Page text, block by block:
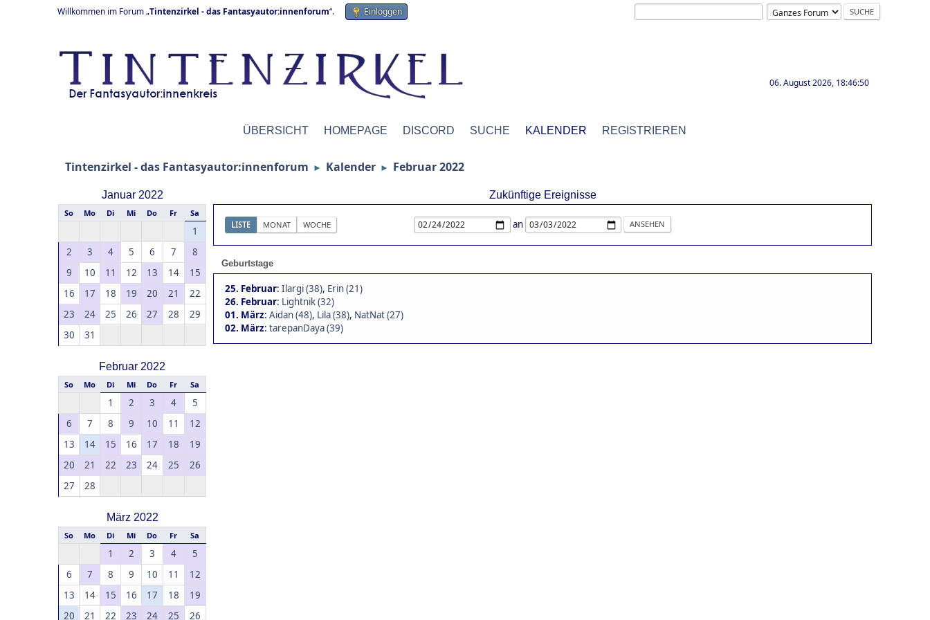
Willkommen im Forum „Tintenzirkel - das Fantasyautor:innenforum“. Einloggen
06. August 2026, 18:46:50
ÜBERSICHT HOMEPAGE DISCORD SUCHE KALENDER REGISTRIEREN
Tintenzirkel - das Fantasyautor:innenforum ► Kalender ► Februar 2022
Januar 2022
So Mo Di Mi Do Fr Sa
1
2
3 4 5 6 7
8
9
10 11 12 13 14
15
16
17 18 19 20 21
22
23
24 25 26 27 28
29
30
31
Februar 2022
So Mo Di Mi Do Fr Sa
1 2 3 4
5
6
7 8 9 10 11
12
13
14 15 16 17 18
19
20
21 22 23 24 25
26
27
28
März 2022
So Mo Di Mi Do Fr Sa
1 2 3 4
5
6
7 8 9 10 11
12
13
14 15 16 17 18
19
20
21 22 23 24 25 26
Zukünftige Ereignisse
LISTE MONAT WOCHE an
Geburtstage
25. Februar: Ilargi (38), Erin (21)
26. Februar: Lightnik (32)
01. März: Aidan (48), Lila (38), NatNat (27)
02. März: tarepanDaya (39)